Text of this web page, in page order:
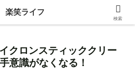
中にある価値ある情報を発信！
クロンスティッククリー
意識がなくなる！
楽笑ライフ
検索